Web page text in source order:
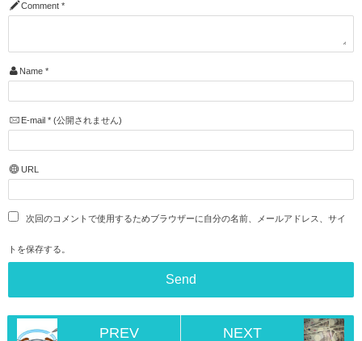
Comment *
Name *
E-mail *(公開されません)
URL
次回のコメントで使用するためブラウザーに自分の名前、メールアドレス、サイ
トを保存する。
PREV NEXT